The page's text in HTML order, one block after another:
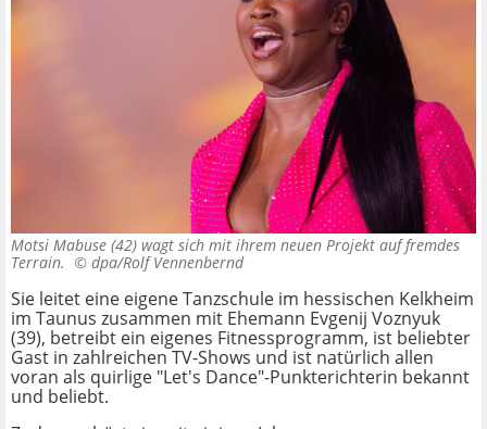
Motsi Mabuse (42) wagt sich mit ihrem neuen Projekt auf fremdes
Terrain. © dpa/Rolf Vennenbernd
Sie leitet eine eigene Tanzschule im hessischen Kelkheim
im Taunus zusammen mit Ehemann Evgenij Voznyuk
(39), betreibt ein eigenes Fitnessprogramm, ist beliebter
Gast in zahlreichen TV-Shows und ist natürlich allen
voran als quirlige "Let's Dance"-Punkterichterin bekannt
und beliebt.